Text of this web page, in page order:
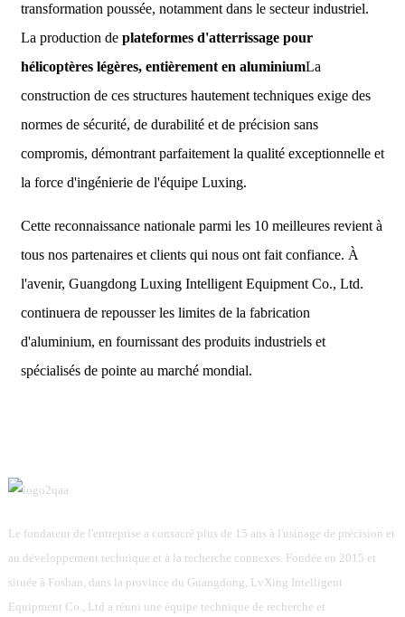
transformation poussée, notamment dans le secteur industriel.
La production de plateformes d'atterrissage pour
hélicoptères légères, entièrement en aluminiumLa
construction de ces structures hautement techniques exige des
normes de sécurité, de durabilité et de précision sans
compromis, démontrant parfaitement la qualité exceptionnelle et
la force d'ingénierie de l'équipe Luxing.
Cette reconnaissance nationale parmi les 10 meilleures revient à
tous nos partenaires et clients qui nous ont fait confiance. À
l'avenir, Guangdong Luxing Intelligent Equipment Co., Ltd.
continuera de repousser les limites de la fabrication
d'aluminium, en fournissant des produits industriels et
spécialisés de pointe au marché mondial.
Le fondateur de l'entreprise a consacré plus de 15 ans à l'usinage de précision et
au développement technique et à la recherche connexes. Fondée en 2015 et
située à Foshan, dans la province du Guangdong, LvXing Intelligent
Equipment Co., Ltd a réuni une équipe technique de recherche et